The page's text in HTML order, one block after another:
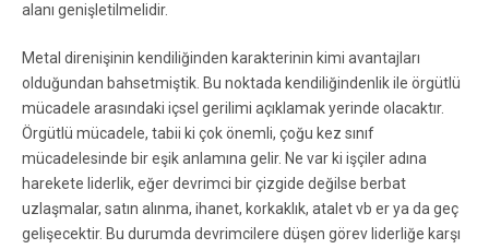
alanı genişletilmelidir.
Metal direnişinin kendiliğinden karakterinin kimi avantajları
olduğundan bahsetmiştik. Bu noktada kendiliğindenlik ile örgütlü
mücadele arasındaki içsel gerilimi açıklamak yerinde olacaktır.
Örgütlü mücadele, tabii ki çok önemli, çoğu kez sınıf
mücadelesinde bir eşik anlamına gelir. Ne var ki işçiler adına
harekete liderlik, eğer devrimci bir çizgide değilse berbat
uzlaşmalar, satın alınma, ihanet, korkaklık, atalet vb er ya da geç
gelişecektir. Bu durumda devrimcilere düşen görev liderliğe karşı